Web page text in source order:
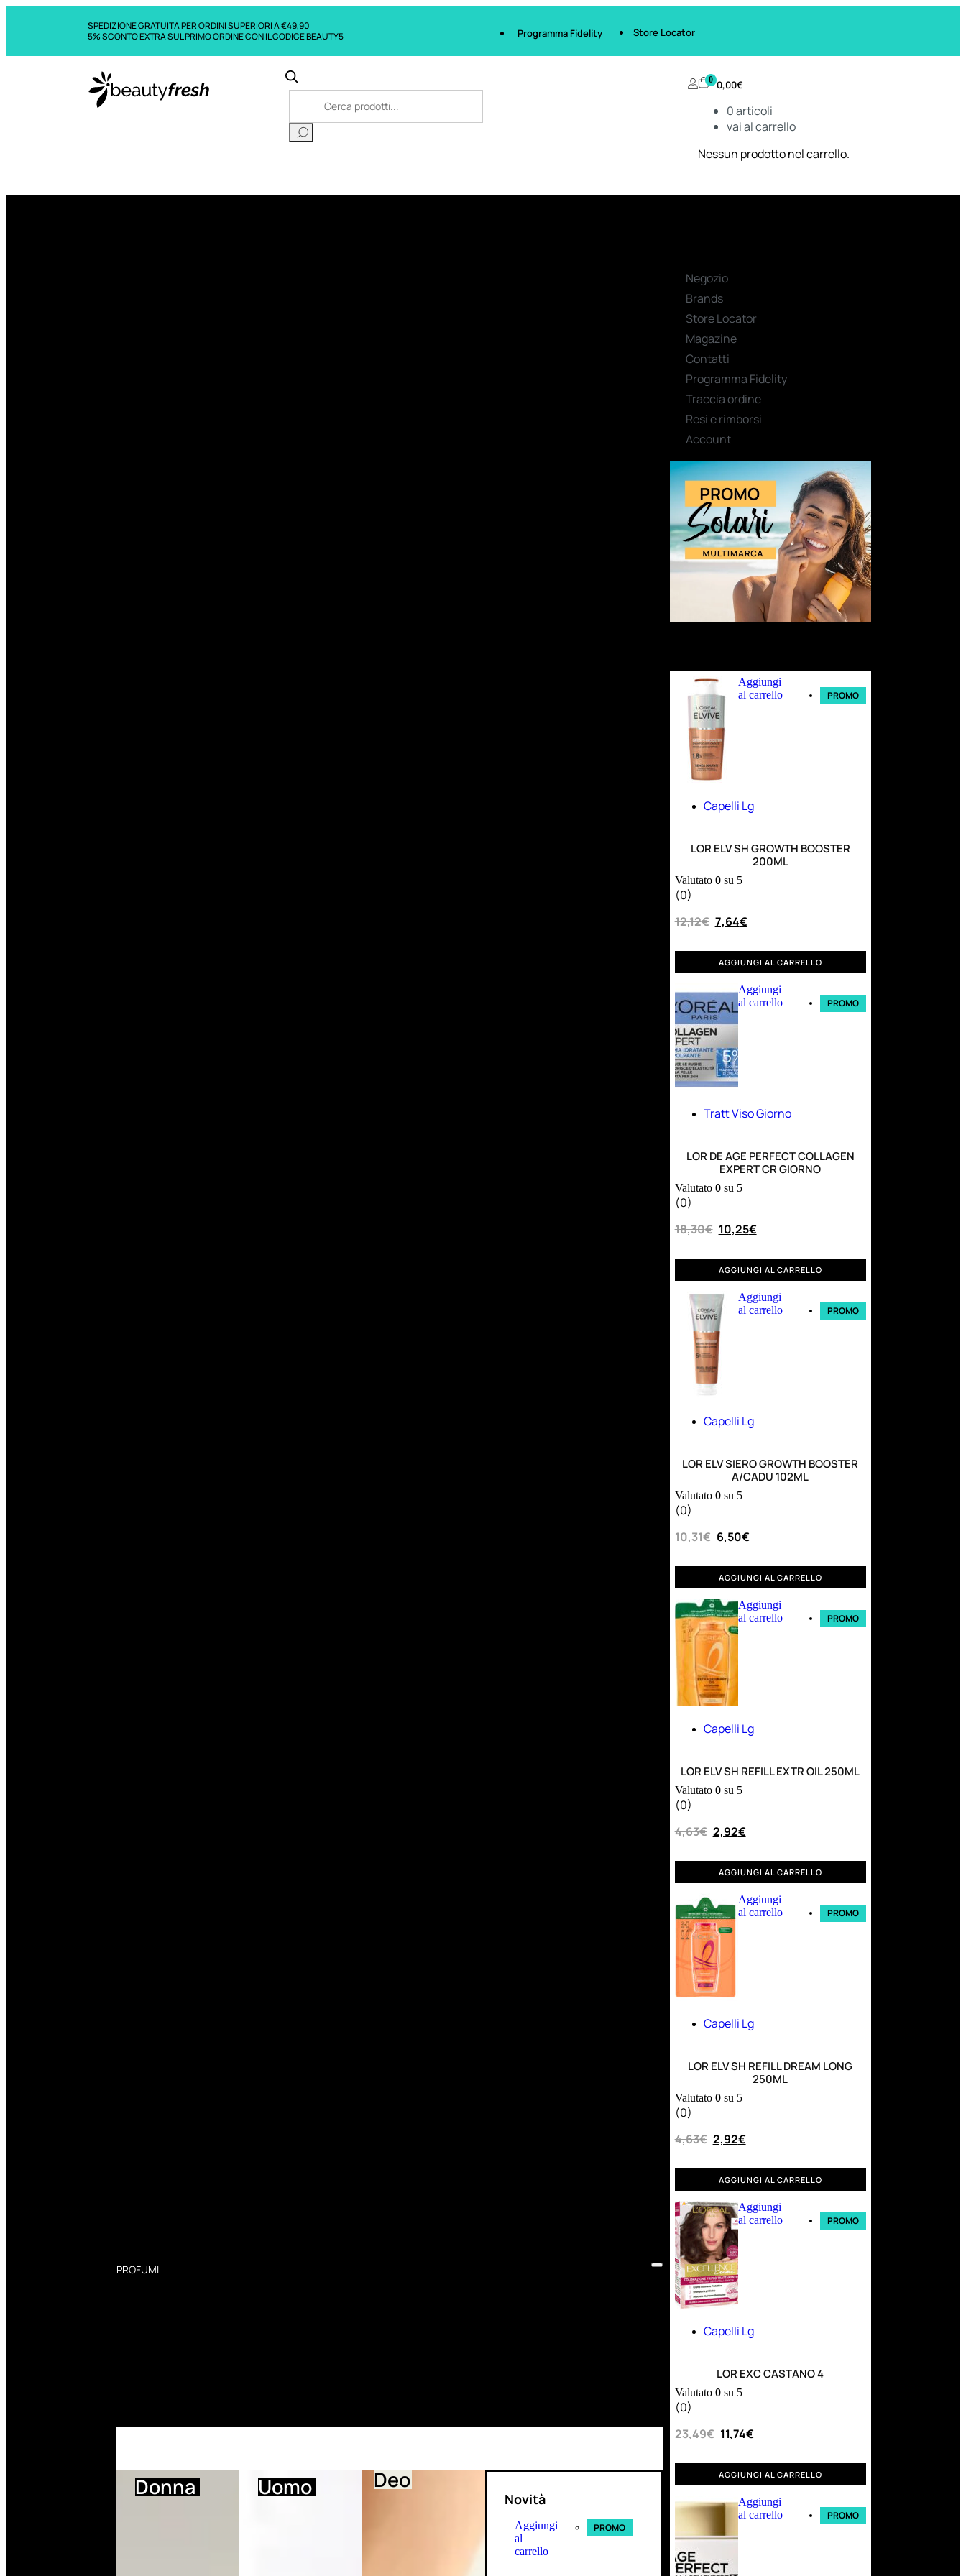
SPEDIZIONE GRATUITA PER ORDINI SUPERIORI A €49,90
5% SCONTO EXTRA SUL PRIMO ORDINE CON IL CODICE BEAUTY5
Programma Fidelity Store Locator
0 0,00€
0articoli
vai al carrello
Nessun prodotto nel carrello.
PROFUMI
Donna Uomo Deo
Novità
Aggiungi
al
carrello
PROMO
Negozio
Brands
Store Locator
Magazine
Contatti
Programma Fidelity
Traccia ordine
Resi e rimborsi
Account
Aggiungi
al carrello
PROMO
Capelli Lg
LOR ELV SH GROWTH BOOSTER
200ML
Valutato 0su 5
(0)
12,12€ 7,64€
AGGIUNGI AL CARRELLO
Aggiungi
al carrello
PROMO
Tratt Viso Giorno
LOR DE AGE PERFECT COLLAGEN
EXPERT CR GIORNO
Valutato 0su 5
(0)
18,30€ 10,25€
AGGIUNGI AL CARRELLO
Aggiungi
al carrello
PROMO
Capelli Lg
LOR ELV SIERO GROWTH BOOSTER
A/CADU 102ML
Valutato 0su 5
(0)
10,31€ 6,50€
AGGIUNGI AL CARRELLO
Aggiungi
al carrello
PROMO
Capelli Lg
LOR ELV SH REFILL EXTR OIL 250ML
Valutato 0su 5
(0)
4,63€ 2,92€
AGGIUNGI AL CARRELLO
Aggiungi
al carrello
PROMO
Capelli Lg
LOR ELV SH REFILL DREAM LONG
250ML
Valutato 0su 5
(0)
4,63€ 2,92€
AGGIUNGI AL CARRELLO
Aggiungi
al carrello
PROMO
Capelli Lg
LOR EXC CASTANO 4
Valutato 0su 5
(0)
23,49€ 11,74€
AGGIUNGI AL CARRELLO
Aggiungi
al carrello
PROMO